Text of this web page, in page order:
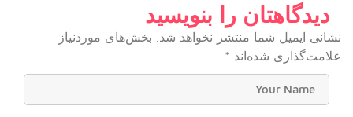
دیدگاهتان را بنویسید
نشانی ایمیل شما منتشر نخواهد شد.
بخش‌های موردنیاز
علامت‌گذاری شده‌اند *